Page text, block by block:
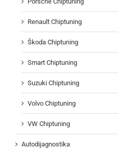
Renault Chiptuning
Škoda Chiptuning
Smart Chiptuning
Suzuki Chiptuning
Volvo Chiptuning
VW Chiptuning
Autodijagnostika